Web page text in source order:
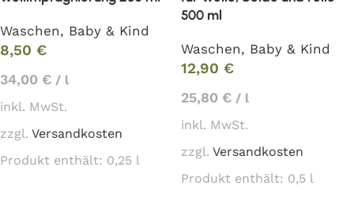
Waschen, Baby & Kind
8,50 €
34,00 € / l
inkl. MwSt.
zzgl. Versandkosten
Produkt enthält: 0,25 l
500 ml
Waschen, Baby & Kind
12,90 €
25,80 € / l
inkl. MwSt.
zzgl. Versandkosten
Produkt enthält: 0,5 l